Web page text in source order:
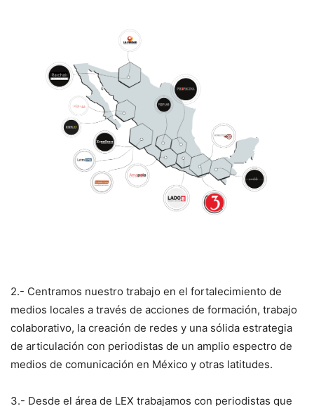
2.- Centramos nuestro trabajo en el fortalecimiento de
medios locales a través de acciones de formación, trabajo
colaborativo, la creación de redes y una sólida estrategia
de articulación con periodistas de un amplio espectro de
medios de comunicación en México y otras latitudes.
3.- Desde el área de LEX trabajamos con periodistas que